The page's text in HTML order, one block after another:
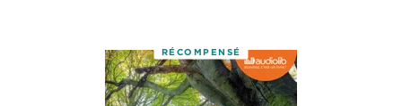
RÉCOMPENSÉ